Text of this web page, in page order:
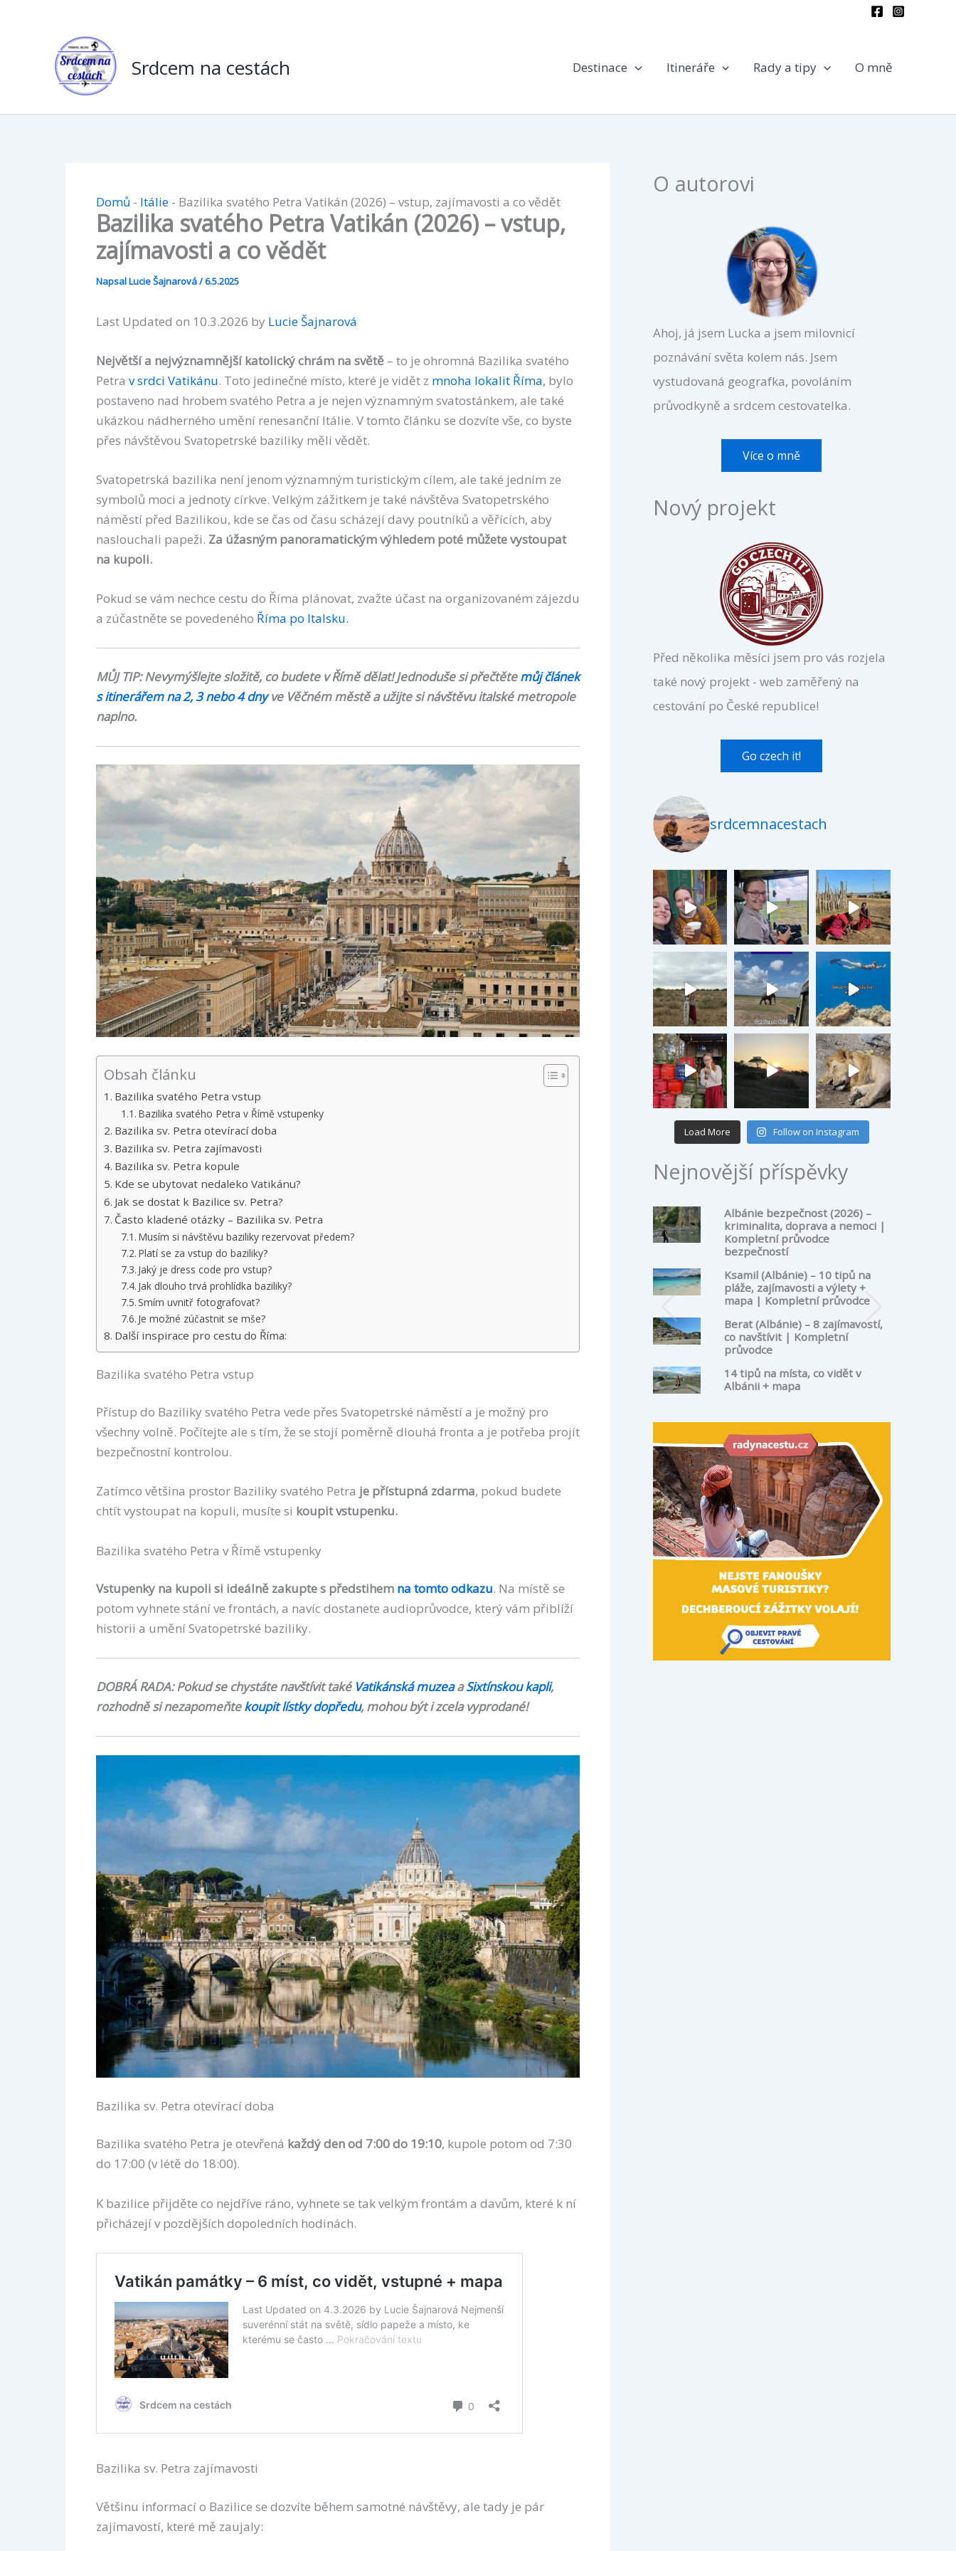
Srdcem na cestách Destinace Itineráře Rady a tipy O mně
Domů - Itálie- Bazilika svatého Petra Vatikán (2026) – vstup, zajímavosti a co vědět
Bazilika svatého Petra Vatikán (2026) – vstup,
zajímavosti a co vědět
NapsalLucie Šajnarová/6.5.2025
Last Updated on 10.3.2026 by Lucie Šajnarová
Největší a nejvýznamnější katolický chrám na světě– to je ohromná Bazilika svatého
Petra v srdci Vatikánu. Toto jedinečné místo, které je vidět z mnoha lokalit Říma, bylo
postaveno nad hrobem svatého Petra a je nejen významným svatostánkem, ale také
ukázkou nádherného umění renesanční Itálie. V tomto článku se dozvíte vše, co byste
přes návštěvou Svatopetrské baziliky měli vědět.
Svatopetrská bazilika není jenom významným turistickým cílem, ale také jedním ze
symbolů moci a jednoty církve. Velkým zážitkem je také návštěva Svatopetrského
náměstí před Bazilikou, kde se čas od času scházejí davy poutníků a věřících, aby
naslouchali papeži. Za úžasným panoramatickým výhledem poté můžete vystoupat
na kupoli.
Pokud se vám nechce cestu do Říma plánovat, zvažte účast na organizovaném zájezdu
a zúčastněte se povedeného Říma po Italsku.
MŮJ TIP: Nevymýšlejte složitě, co budete v Římě dělat! Jednoduše si přečtětemůj článek
s itinerářem na 2, 3 nebo 4 dnyve Věčném městě a užijte si návštěvu italské metropole
naplno.
Obsah článku
Bazilika svatého Petra vstup
Bazilika svatého Petra v Římě vstupenky
Bazilika sv. Petra otevírací doba
Bazilika sv. Petra zajímavosti
Bazilika sv. Petra kopule
Kde se ubytovat nedaleko Vatikánu?
Jak se dostat k Bazilice sv. Petra?
Často kladené otázky – Bazilika sv. Petra
Musím si návštěvu baziliky rezervovat předem?
Platí se za vstup do baziliky?
Jaký je dress code pro vstup?
Jak dlouho trvá prohlídka baziliky?
Smím uvnitř fotografovat?
Je možné zúčastnit se mše?
Další inspirace pro cestu do Říma:
Bazilika svatého Petra vstup
Přístup do Baziliky svatého Petra vede přes Svatopetrské náměstí a je možný pro
všechny volně. Počítejte ale s tím, že se stojí poměrně dlouhá fronta a je potřeba projít
bezpečnostní kontrolou.
Zatímco většina prostor Baziliky svatého Petra je přístupná zdarma, pokud budete
chtít vystoupat na kopuli, musíte si koupit vstupenku.
Bazilika svatého Petra v Římě vstupenky
Vstupenky na kupoli si ideálně zakupte s předstihem na tomto odkazu. Na místě se
potom vyhnete stání ve frontách, a navíc dostanete audioprůvodce, který vám přiblíží
historii a umění Svatopetrské baziliky.
DOBRÁ RADA: Pokud se chystáte navštívit také Vatikánská muzeaaSixtínskou kapli,
rozhodně si nezapomeňtekoupit lístky dopředu, mohou být i zcela vyprodané!
Bazilika sv. Petra otevírací doba
Bazilika svatého Petra je otevřená každý den od 7:00 do 19:10, kupole potom od 7:30
do 17:00 (v létě do 18:00).
K bazilice přijděte co nejdříve ráno, vyhnete se tak velkým frontám a davům, které k ní
přicházejí v pozdějších dopoledních hodinách.
Bazilika sv. Petra zajímavosti
Většinu informací o Bazilice se dozvíte během samotné návštěvy, ale tady je pár
zajímavostí, které mě zaujaly:
O autorovi
Ahoj, já jsem Lucka a jsem milovnicí
poznávání světa kolem nás. Jsem
vystudovaná geografka, povoláním
průvodkyně a srdcem cestovatelka.
Více o mně
Nový projekt
Před několika měsíci jsem pro vás rozjela
také nový projekt - web zaměřený na
cestování po České republice!
Go czech it!
srdcemnacestach
Load More Follow on Instagram
Nejnovější příspěvky
Albánie bezpečnost (2026) –
kriminalita, doprava a nemoci |
Kompletní průvodce
bezpečností
Ksamil (Albánie) – 10 tipů na
pláže, zajímavosti a výlety +
mapa | Kompletní průvodce
Berat (Albánie) – 8 zajímavostí,
co navštívit | Kompletní
průvodce
14 tipů na místa, co vidět v
Albánii + mapa